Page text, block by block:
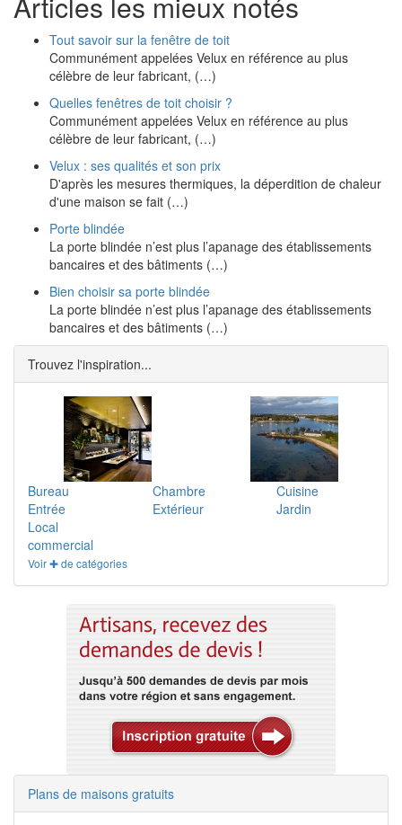
Tout savoir sur la fenêtre de toit
Communément appelées Velux en référence au plus
célèbre de leur fabricant, (…)
Quelles fenêtres de toit choisir ?
Communément appelées Velux en référence au plus
célèbre de leur fabricant, (…)
Velux : ses qualités et son prix
D'après les mesures thermiques, la déperdition de chaleur
d'une maison se fait (…)
Porte blindée
La porte blindée n’est plus l’apanage des établissements
bancaires et des bâtiments (…)
Bien choisir sa porte blindée
La porte blindée n’est plus l’apanage des établissements
bancaires et des bâtiments (…)
Trouvez l'inspiration...
Bureau Chambre
Cuisine
Entrée
Extérieur
Jardin
Local
commercial
Voir ✚ de catégories
Plans de maisons gratuits